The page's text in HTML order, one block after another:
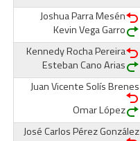
Joshua Parra Mesén
Kevin Vega Garro
Kennedy Rocha Pereira
Esteban Cano Arias
Juan Vicente Solís Brenes
Omar López
José Carlos Pérez González